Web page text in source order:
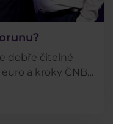
dobře čitelné
a kroky ČNB
oslabení